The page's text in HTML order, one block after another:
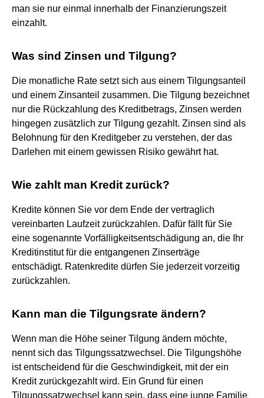
man sie nur einmal innerhalb der Finanzierungszeit
einzahlt.
Was sind Zinsen und Tilgung?
Die monatliche Rate setzt sich aus einem Tilgungsanteil
und einem Zinsanteil zusammen. Die Tilgung bezeichnet
nur die Rückzahlung des Kreditbetrags, Zinsen werden
hingegen zusätzlich zur Tilgung gezahlt. Zinsen sind als
Belohnung für den Kreditgeber zu verstehen, der das
Darlehen mit einem gewissen Risiko gewährt hat.
Wie zahlt man Kredit zurück?
Kredite können Sie vor dem Ende der vertraglich
vereinbarten Laufzeit zurückzahlen. Dafür fällt für Sie
eine sogenannte Vorfälligkeitsentschädigung an, die Ihr
Kreditinstitut für die entgangenen Zinserträge
entschädigt. Ratenkredite dürfen Sie jederzeit vorzeitig
zurückzahlen.
Kann man die Tilgungsrate ändern?
Wenn man die Höhe seiner Tilgung ändern möchte,
nennt sich das Tilgungssatzwechsel. Die Tilgungshöhe
ist entscheidend für die Geschwindigkeit, mit der ein
Kredit zurückgezahlt wird. Ein Grund für einen
Tilgungssatzwechsel kann sein, dass eine junge Familie